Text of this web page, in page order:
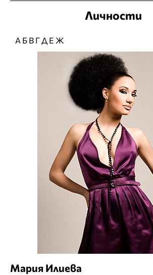
Личности
А Б В ГД Е Ж
Мария Илиева